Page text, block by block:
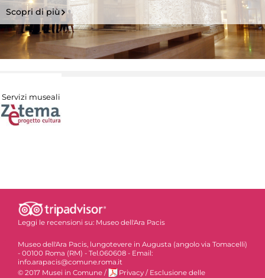
Scopri di più
Servizi museali
Leggi le recensioni su: Museo dell'Ara Pacis
Museo dell'Ara Pacis, lungotevere in Augusta (angolo via Tomacelli)
- 00100 Roma (RM) - Tel.060608 - Email:
info.arapacis@comune.roma.it
© 2017 Musei in Comune / Privacy / Esclusione delle